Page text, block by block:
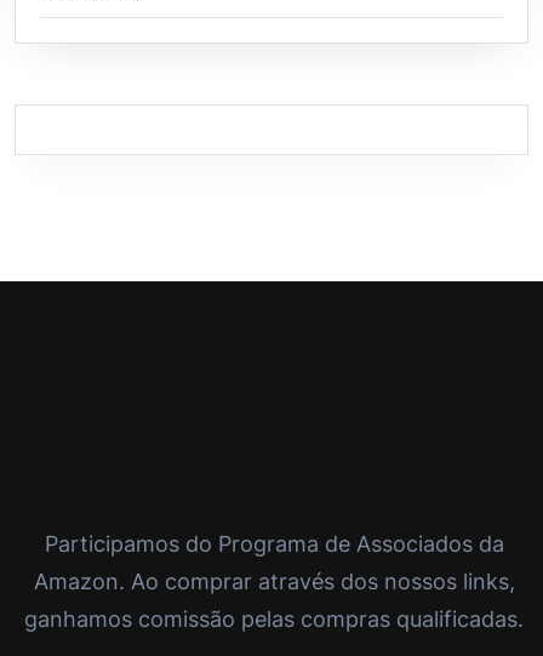
Participamos do Programa de Associados da
Amazon. Ao comprar através dos nossos links,
ganhamos comissão pelas compras qualificadas.